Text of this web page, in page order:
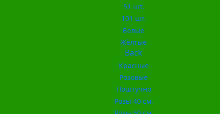
51 шт.
101 шт.
Белые
Жёлтые
Back
Красные
Розовые
Поштучно
Розы 40 см.